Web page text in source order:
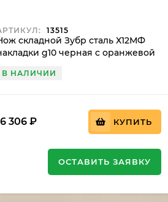
13515
складной Зубр сталь Х12МФ
g10 черная с оранжевой
В НАЛИЧИИ
306 ₽ КУПИТЬ
ОСТАВИТЬ ЗАЯВКУ